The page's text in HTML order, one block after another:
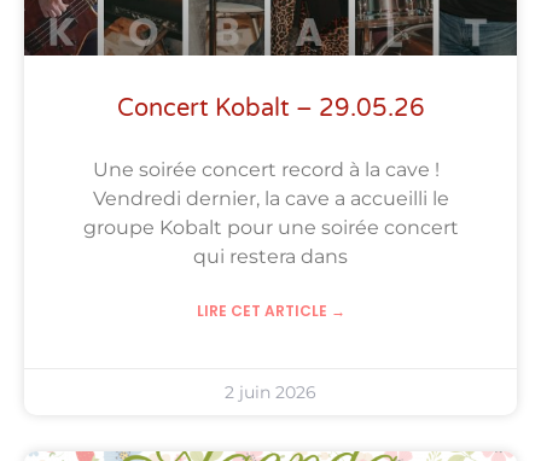
Concert Kobalt – 29.05.26
Une soirée concert record à la cave !
Vendredi dernier, la cave a accueilli le
groupe Kobalt pour une soirée concert
qui restera dans
LIRE CET ARTICLE →
2 juin 2026